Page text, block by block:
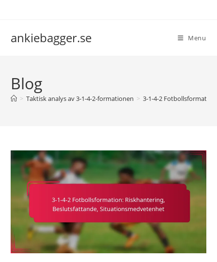
ankiebagger.se Menu
Blog
> Taktisk analys av 3-1-4-2-formationen > 3-1-4-2